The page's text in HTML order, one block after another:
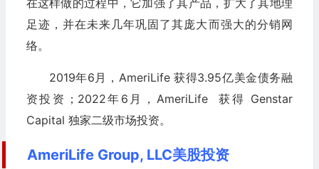
在这样做的过程中，它加强了其产品，扩大了其地理
足迹，并在未来几年巩固了其庞大而强大的分销网
络。
2019年6月，AmeriLife 获得3.95亿美金债务融
资投资；2022年6月，AmeriLife 获得 Genstar
Capital 独家二级市场投资。
AmeriLife Group, LLC美股投资